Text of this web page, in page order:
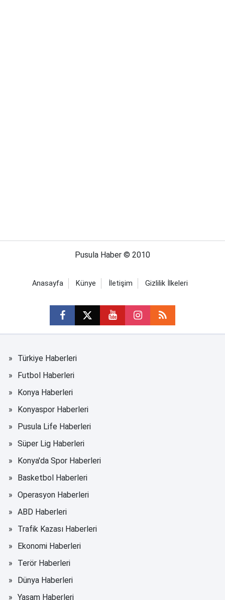
Pusula Haber © 2010
Anasayfa Künye İletişim Gizlilik İlkeleri
Türkiye Haberleri
Futbol Haberleri
Konya Haberleri
Konyaspor Haberleri
Pusula Life Haberleri
Süper Lig Haberleri
Konya'da Spor Haberleri
Basketbol Haberleri
Operasyon Haberleri
ABD Haberleri
Trafik Kazası Haberleri
Ekonomi Haberleri
Terör Haberleri
Dünya Haberleri
Yaşam Haberleri